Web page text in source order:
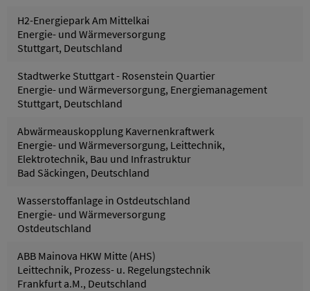
H2-Energiepark Am Mittelkai
Energie- und Wärmeversorgung
Stuttgart, Deutschland
Stadtwerke Stuttgart - Rosenstein Quartier
Energie- und Wärmeversorgung, Energiemanagement
Stuttgart, Deutschland
Abwärmeauskopplung Kavernenkraftwerk
Energie- und Wärmeversorgung, Leittechnik,
Elektrotechnik, Bau und Infrastruktur
Bad Säckingen, Deutschland
Wasserstoffanlage in Ostdeutschland
Energie- und Wärmeversorgung
Ostdeutschland
ABB Mainova HKW Mitte (AHS)
Leittechnik, Prozess- u. Regelungstechnik
Frankfurt a.M., Deutschland